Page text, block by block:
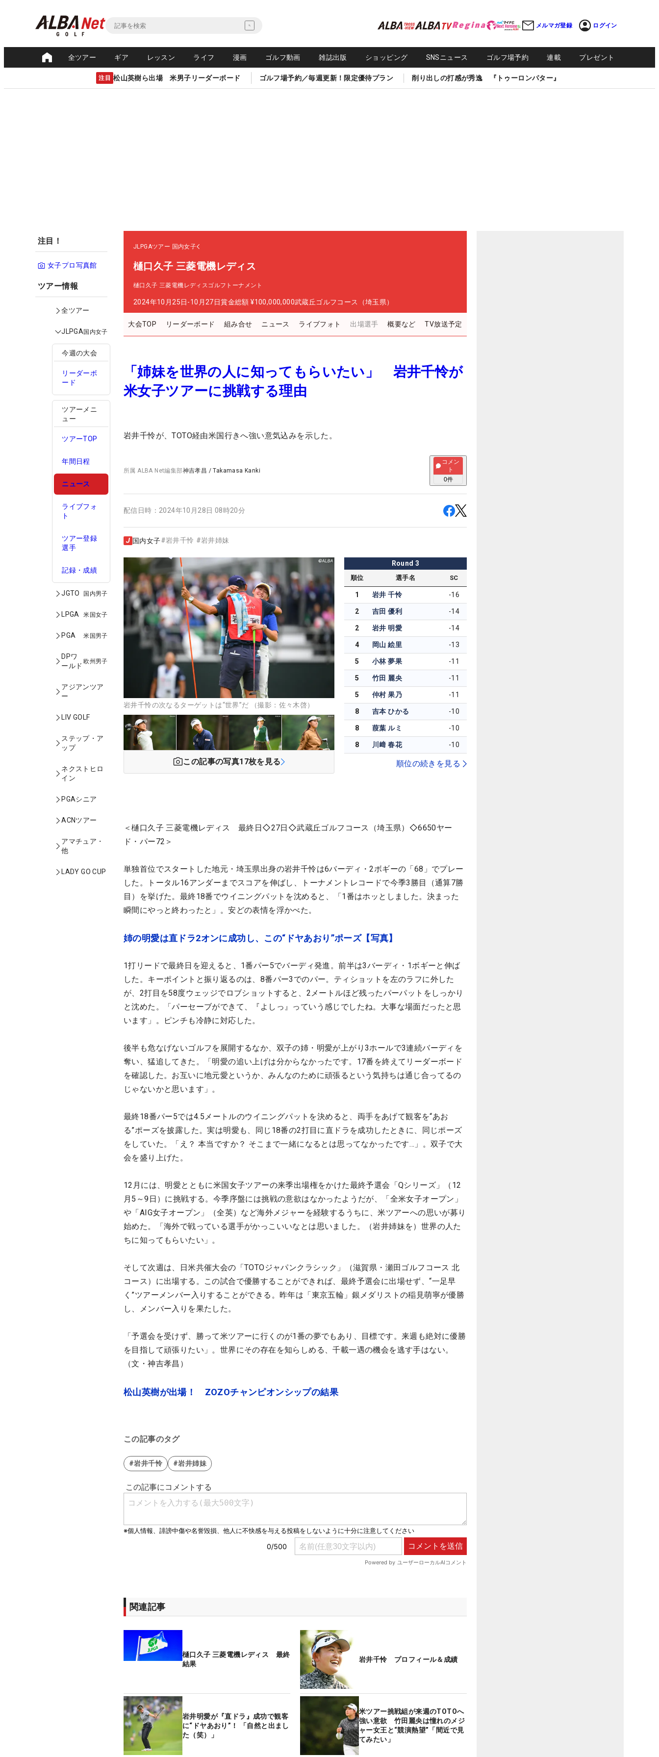
メルマガ登録 ログイン
全ツアー ギア レッスン ライフ 漫画 ゴルフ動画 雑誌出版 ショッピング SNSニュース ゴルフ場予約 連載 プレゼント
注目 松山英樹ら出場 米男子リーダーボード ゴルフ場予約／毎週更新！限定優待プラン 削り出しの打感が秀逸 『トゥーロンパター』
注目！
女子プロ写真館
ツアー情報
全ツアー
JLPGA国内女子
今週の大会
リーダーボ
ード
ツアーメニ
ュー
ツアーTOP
年間日程
ニュース
ライブフォ
ト
ツアー登録
選手
記録・成績
JGTO 国内男子
LPGA 米国女子
PGA 米国男子
DPワ
ールド
欧州男子
アジアンツア
ー
LIV GOLF
ステップ・ア
ップ
ネクストヒロ
イン
PGAシニア
ACNツアー
アマチュア・
他
LADY GO CUP
JLPGAツアー 国内女子
樋口久子 三菱電機レディス
樋口久子 三菱電機レディスゴルフトーナメント
2024年10月25日-10月27日賞金総額 ¥100,000,000武蔵丘ゴルフコース（埼玉県）
大会TOP リーダーボード 組み合せ ニュース ライブフォト 出場選手 概要など TV放送予定
「姉妹を世界の人に知ってもらいたい」 岩井千怜が
米女子ツアーに挑戦する理由
岩井千怜が、TOTO経由米国行きへ強い意気込みを示した。
所属ALBA Net編集部神吉孝昌 /Takamasa Kanki
コメン
ト
0件
配信日時： 2024年10月28日 08時20分
国内女子#岩井千怜 #岩井姉妹
岩井千怜の次なるターゲットは“世界”だ （撮影：佐々木啓）
この記事の写真17枚を見る
Round 3
順位 選手名 SC
1 岩井 千怜 -16
2 吉田 優利 -14
2 岩井 明愛 -14
4 岡山 絵里 -13
5 小林 夢果 -11
5 竹田 麗央 -11
5 仲村 果乃 -11
8 吉本 ひかる -10
8 葭葉 ルミ -10
8 川﨑 春花 -10
順位の続きを見る
＜樋口久子 三菱電機レディス 最終日◇27日◇武蔵丘ゴルフコース（埼玉県）◇6650ヤー
ド・パー72＞
単独首位でスタートした地元・埼玉県出身の岩井千怜は6バーディ・2ボギーの「68」でプレー
した。トータル16アンダーまでスコアを伸ばし、トーナメントレコードで今季3勝目（通算7勝
目）を挙げた。最終18番でウイニングパットを沈めると、「1番はホッとしました。決まった
瞬間にやっと終わったと」。安どの表情を浮かべた。
姉の明愛は直ドラ2オンに成功し、この“ドヤあおり”ポーズ【写真】
1打リードで最終日を迎えると、1番パー5でバーディ発進。前半は3バーディ・1ボギーと伸ば
した。キーポイントと振り返るのは、8番パー3でのパー。ティショットを左のラフに外した
が、2打目を58度ウェッジでロブショットすると、2メートルほど残ったパーパットをしっかり
と沈めた。「パーセーブができて、『よしっ』っていう感じでしたね。大事な場面だったと思
います」。ピンチも冷静に対応した。
後半も危なげないゴルフを展開するなか、双子の姉・明愛が上がり3ホールで3連続バーディを
奪い、猛追してきた。「明愛の追い上げは分からなかったです。17番を終えてリーダーボード
を確認した。お互いに地元愛というか、みんなのために頑張るという気持ちは通じ合ってるの
じゃないかと思います」。
最終18番パー5では4.5メートルのウイニングパットを決めると、両手をあげて観客を“あお
る”ポーズを披露した。実は明愛も、同じ18番の2打目に直ドラを成功したときに、同じポーズ
をしていた。「え？ 本当ですか？ そこまで一緒になるとは思ってなかったです…」。双子で大
会を盛り上げた。
12月には、明愛とともに米国女子ツアーの来季出場権をかけた最終予選会「Qシリーズ」（12
月5～9日）に挑戦する。今季序盤には挑戦の意欲はなかったようだが、「全米女子オープン」
や「AIG女子オープン」（全英）など海外メジャーを経験するうちに、米ツアーへの思いが募り
始めた。「海外で戦っている選手がかっこいいなとは思いました。（岩井姉妹を）世界の人た
ちに知ってもらいたい」。
そして次週は、日米共催大会の「TOTOジャパンクラシック」（滋賀県・瀬田ゴルフコース 北
コース）に出場する。この試合で優勝することができれば、最終予選会に出場せず、“一足早
く”ツアーメンバー入りすることができる。昨年は「東京五輪」銀メダリストの稲見萌寧が優勝
し、メンバー入りを果たした。
「予選会を受けず、勝って米ツアーに行くのが1番の夢でもあり、目標です。来週も絶対に優勝
を目指して頑張りたい」。世界にその存在を知らしめる、千載一遇の機会を逃す手はない。
（文・神吉孝昌）
松山英樹が出場！ ZOZOチャンピオンシップの結果
この記事のタグ
#岩井千怜 #岩井姉妹
関連記事
樋口久子 三菱電機レディス 最終
結果
岩井千怜 プロフィール＆成績
岩井明愛が『直ドラ』成功で観客
に“ドヤあおり”！ 「自然と出まし
た（笑）」
米ツアー挑戦組が来週のTOTOへ
強い意欲 竹田麗央は憧れのメジ
ャー女王と“競演熱望”「間近で見
てみたい」